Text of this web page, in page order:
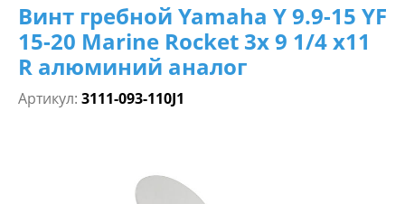
Винт гребной Yamaha Y 9.9-15 YF
15-20 Marine Rocket 3х 9 1/4 х11
R алюминий аналог
Артикул: 3111-093-110J1